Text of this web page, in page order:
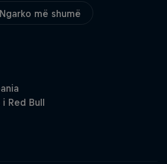
Ngarko më shumë